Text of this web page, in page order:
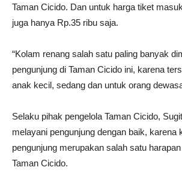
Taman Cicido. Dan untuk harga tiket
juga hanya Rp.35 ribu saja.
“Kolam renang salah satu paling banyak
pengunjung di Taman Cicido ini, karena
anak kecil, sedang dan untuk orang
Selaku pihak pengelola Taman Cicido,
melayani pengunjung dengan baik, karena
pengunjung merupakan salah satu
Taman Cicido.